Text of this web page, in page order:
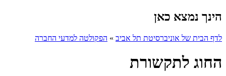
הינך נמצא כאן
לדף הבית של אוניברסיטת תל אביב » הפקולטה למדעי החברה
החוג לתקשורת